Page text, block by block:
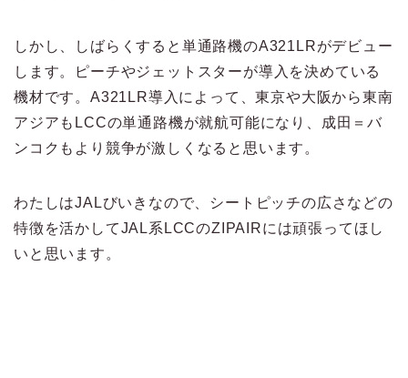
しかし、しばらくすると単通路機のA321LRがデビュー
します。ピーチやジェットスターが導入を決めている
機材です。A321LR導入によって、東京や大阪から東南
アジアもLCCの単通路機が就航可能になり、成田＝バ
ンコクもより競争が激しくなると思います。
わたしはJALびいきなので、シートピッチの広さなどの
特徴を活かしてJAL系LCCのZIPAIRには頑張ってほし
いと思います。